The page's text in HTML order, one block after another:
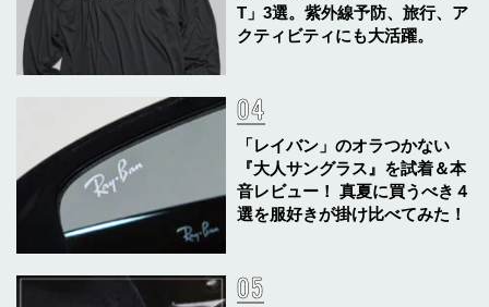
T」3選。紫外線予防、旅行、ア
クティビティにも大活躍。
「レイバン」のオラつかない
『大人サングラス』を試着＆本
音レビュー！ 真夏に買うべき４
選を服好きが掛け比べてみた！